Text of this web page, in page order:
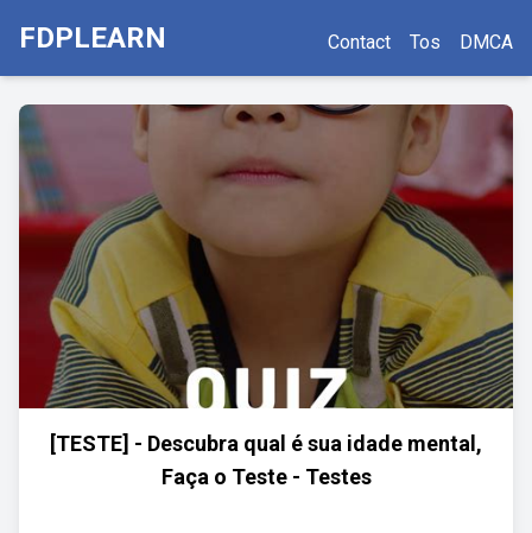
FDPLEARN Contact Tos DMCA
[TESTE] - Descubra qual é sua idade mental,
Faça o Teste - Testes